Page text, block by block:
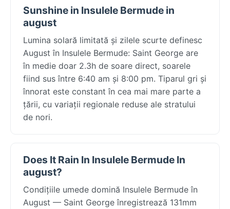
Sunshine in Insulele Bermude in
august
Lumina solară limitată și zilele scurte definesc
August în Insulele Bermude: Saint George are
în medie doar 2.3h de soare direct, soarele
fiind sus între 6:40 am și 8:00 pm. Tiparul gri și
înnorat este constant în cea mai mare parte a
țării, cu variații regionale reduse ale stratului
de nori.
Does It Rain In Insulele Bermude In
august?
Condițiile umede domină Insulele Bermude în
August — Saint George înregistrează 131mm